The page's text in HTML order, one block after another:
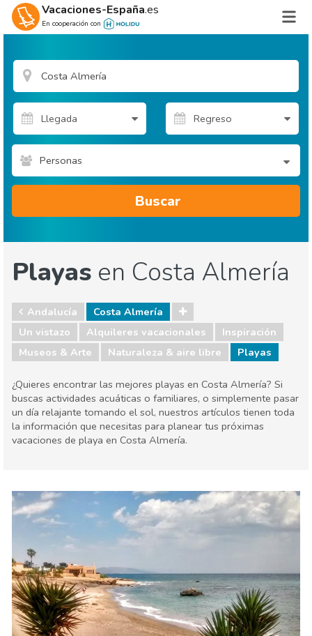
Vacaciones-España.es
En cooperación con
Personas
Buscar
Playas en Costa Almería
Andalucía
Costa Almería
Un vistazo
Alquileres vacacionales
Inspiración
Museos & Arte
Naturaleza & aire libre Playas
¿Quieres encontrar las mejores playas en Costa Almería? Si
buscas actividades acuáticas o familiares, o simplemente pasar
un día relajante tomando el sol, nuestros artículos tienen toda
la información que necesitas para planear tus próximas
vacaciones de playa en Costa Almería.
Museos & Arte
Naturaleza & aire libre Playas